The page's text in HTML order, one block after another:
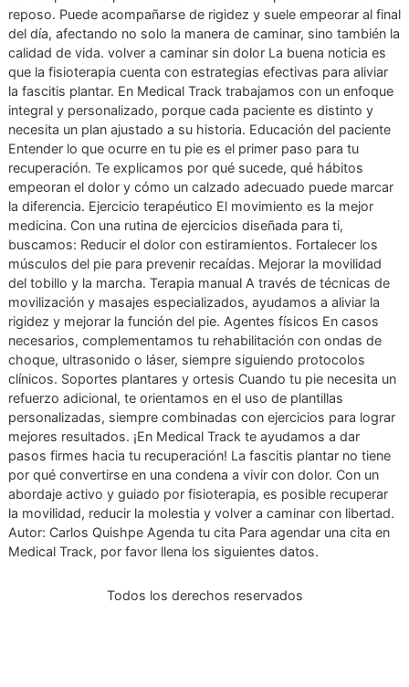
incluso por la edad. ¿Cómo reconocerla? El signo más
característico es un dolor punzante en el talón que
dar los primeros pasos en la mañana o después de estar
reposo. Puede acompañarse de rigidez y suele empeorar
del día, afectando no solo la manera de caminar, sino
calidad de vida. volver a caminar sin dolor La buena
que la fisioterapia cuenta con estrategias efectivas para
la fascitis plantar. En Medical Track trabajamos con un
integral y personalizado, porque cada paciente es distinto
necesita un plan ajustado a su historia. Educación del
Entender lo que ocurre en tu pie es el primer paso para tu
recuperación. Te explicamos por qué sucede, qué hábitos
empeoran el dolor y cómo un calzado adecuado puede
la diferencia. Ejercicio terapéutico El movimiento es la
medicina. Con una rutina de ejercicios diseñada para ti,
buscamos: Reducir el dolor con estiramientos. Fortalecer
músculos del pie para prevenir recaídas. Mejorar la
del tobillo y la marcha. Terapia manual A través de
movilización y masajes especializados, ayudamos a aliviar
rigidez y mejorar la función del pie. Agentes físicos En
necesarios, complementamos tu rehabilitación con ondas
choque, ultrasonido o láser, siempre siguiendo protocolos
clínicos. Soportes plantares y ortesis Cuando tu pie
refuerzo adicional, te orientamos en el uso de plantillas
personalizadas, siempre combinadas con ejercicios para
mejores resultados. ¡En Medical Track te ayudamos a dar
por qué convertirse en una condena a vivir con dolor. Con